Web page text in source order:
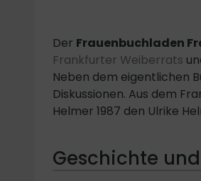
Der Frauenbuchladen
Frankfurter Weiberrats
Neben dem eigentlichen
Diskussionen. Aus dem
Helmer 1987 den Ulrike
Geschichte